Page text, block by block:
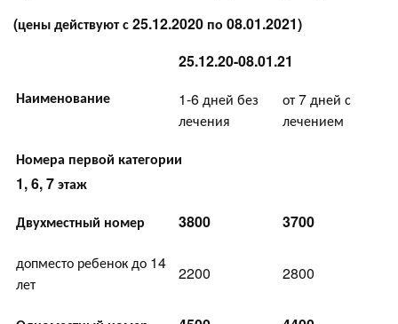
(цены действуют с 25.12.2020 по 08.01.2021)
Наименование
25.12.20-08.01.21
1-6 дней без
лечения
от 7 дней с
лечением
Номера первой категории
1, 6, 7 этаж
Двухместный номер
3800
3700
допместо ребенок до 14
лет
2200 2800